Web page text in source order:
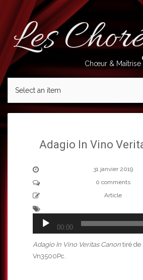
contentLes Chœur & Maîtrise
Adagio In Vino
31 janvier 2019
0 comments
Article
Lecteur
00:00
Adagio In Vino Veritas Canon tiré de
Vn3500Pc.